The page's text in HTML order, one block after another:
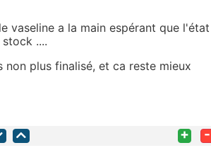
vaseline a la main espérant que l'état
....
plus finalisé, et ca reste mieux
+ -